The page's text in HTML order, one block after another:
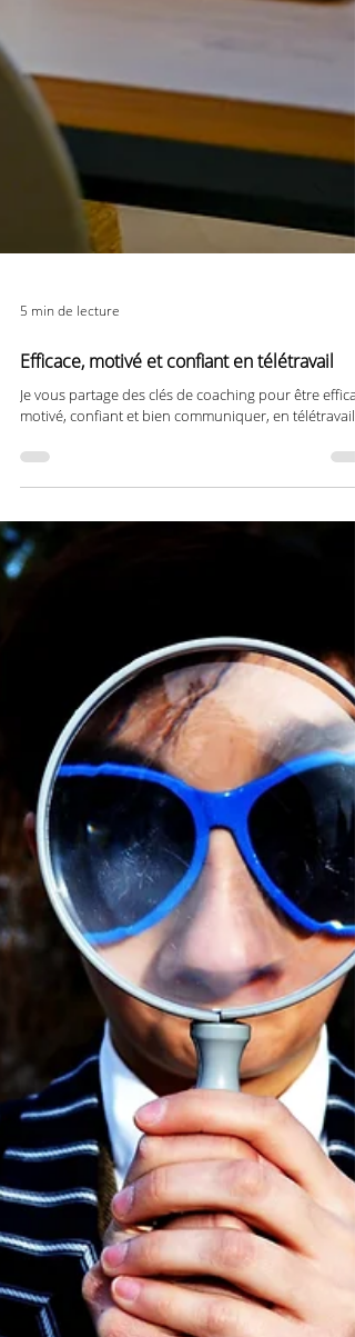
5 min de lecture
Efficace, motivé et confiant en télétravail
motivé, confiant et bien communiquer, en télétravail !